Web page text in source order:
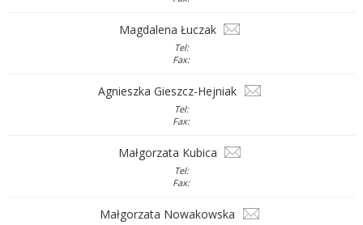
Magdalena Łuczak
Tel:
Fax:
Agnieszka Gieszcz-Hejniak
Tel:
Fax:
Małgorzata Kubica
Tel:
Fax:
Małgorzata Nowakowska